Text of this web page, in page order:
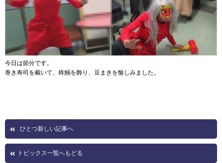
今日は節分です。
巻き寿司を戴いて、柊鰯を飾り、豆まきを愉しみました。
ひとつ新しい記事へ
トピックス一覧へもどる